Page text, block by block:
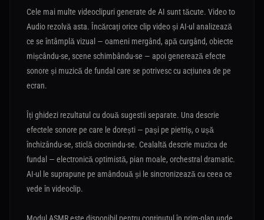
Cele mai multe videoclipuri generate de AI sunt tăcute. Video to
Audio rezolvă asta. Încărcați orice clip video și AI-ul analizează
ce se întâmplă vizual — oameni mergând, apă curgând, obiecte
mișcându-se, scene schimbându-se — apoi generează efecte
sonore și muzică de fundal care se potrivesc cu acțiunea de pe
ecran.
Îți ghidezi rezultatul cu două sugestii separate. Una descrie
efectele sonore pe care le dorești — pași pe pietriș, o ușă
închizându-se, sticlă ciocnindu-se. Cealaltă descrie muzica de
fundal — electronică optimistă, pian moale, orchestral dramatic.
AI-ul le suprapune pe amândouă și le sincronizează cu ceea ce
vede în videoclip.